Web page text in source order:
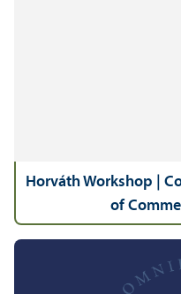
Horváth Workshop |
of